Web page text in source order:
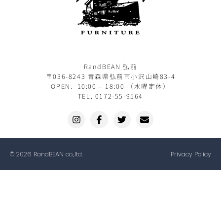
RandBEAN 弘前
〒036-8243 青森県弘前市小沢山崎83-4
OPEN. 10:00 – 18:00 （水曜定休）
TEL. 0172-55-9564
© 2026 RandBEAN co.,ltd. Privacy Policy